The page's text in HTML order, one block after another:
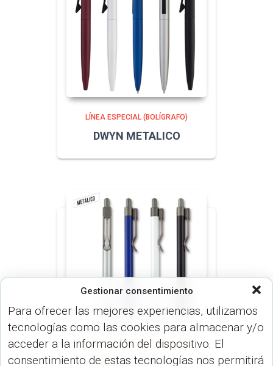
Gestionar consentimiento
Para ofrecer las mejores experiencias, utilizamos
tecnologías como las cookies para almacenar y/o
acceder a la información del dispositivo. El
consentimiento de estas tecnologías nos permitirá
LÍNEA ESPECIAL (BOLÍGRAFO)
DWYN METALICO
LÍNEA ESPECIAL (BOLÍGRAFO)